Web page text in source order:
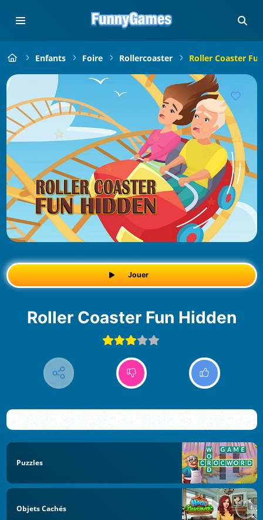
Enfants Foire Rollercoaster Roller Coaster
Jouer
Roller Coaster Fun Hidden
Puzzles
Objets Cachés